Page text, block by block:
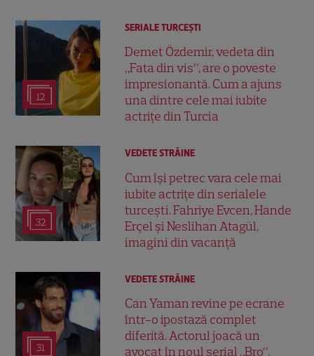
12
SERIALE TURCEŞTI
Demet Özdemir, vedeta din
„Fata din vis”, are o poveste
impresionantă. Cum a ajuns
una dintre cele mai iubite
actrițe din Turcia
32
VEDETE STRĂINE
Cum își petrec vara cele mai
iubite actrițe din serialele
turcești. Fahriye Evcen, Hande
Erçel și Neslihan Atagül,
imagini din vacanță
31
VEDETE STRĂINE
Can Yaman revine pe ecrane
într-o ipostază complet
diferită. Actorul joacă un
avocat în noul serial „Bro”,